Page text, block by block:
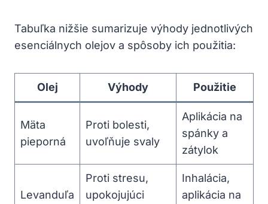
Tabuľka nižšie sumarizuje výhody jednotlivých
esenciálnych olejov a spôsoby ich použitia:
Olej Výhody Použitie
Mäta
pieporná
Proti bolesti,
uvoľňuje svaly
Aplikácia na
spánky a
zátylok
Levanduľa
Proti stresu,
upokojujúci
Inhalácia,
aplikácia na